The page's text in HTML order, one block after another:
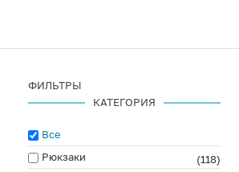
ФИЛЬТРЫ
КАТЕГОРИЯ
Все
Рюкзаки
(118)